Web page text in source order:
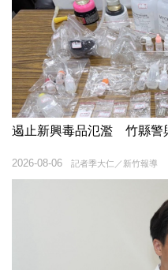
遏止新興毒品氾濫 竹縣警
記者季大仁／新竹報導
2026-08-06